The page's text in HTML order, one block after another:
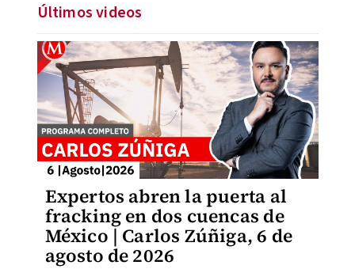
Últimos videos
Expertos abren la puerta al
fracking en dos cuencas de
México | Carlos Zúñiga, 6 de
agosto de 2026